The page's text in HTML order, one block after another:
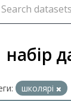
набір
школярі